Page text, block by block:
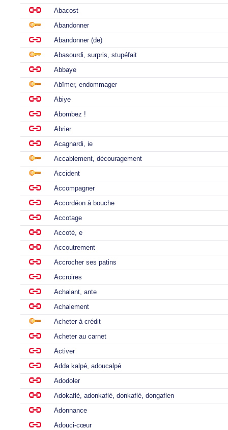
Abacost
Abandonner
Abandonner (de)
Abasourdi, surpris, stupéfait
Abbaye
Abîmer, endommager
Abiye
Abombez !
Abrier
Acagnardi, ie
Accablement, découragement
Accident
Accompagner
Accordéon à bouche
Accotage
Accoté, e
Accoutrement
Accrocher ses patins
Accroires
Achalant, ante
Achalement
Acheter à crédit
Acheter au carnet
Activer
Adda kalpé, adoucalpé
Adodoler
Adokaflè, adonkaflè, donkaflè, dongaflen
Adonnance
Adouci-cœur